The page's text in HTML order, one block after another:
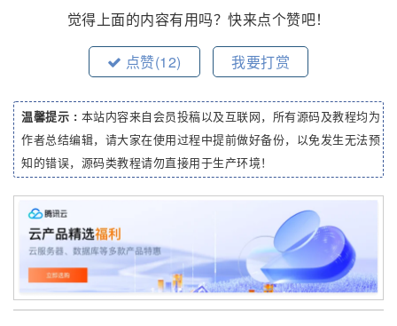
觉得上面的内容有用吗？快来点个赞吧！
点赞(12) 我要打赏
温馨提示 : 本站内容来自会员投稿以及互联网，所有源码及教程均为
作者总结编辑，请大家在使用过程中提前做好备份，以免发生无法预
知的错误，源码类教程请勿直接用于生产环境！